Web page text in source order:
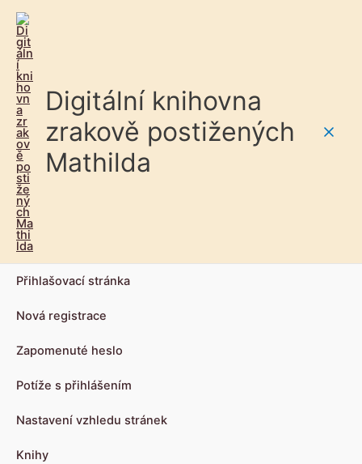
Digitální knihovna
zrakově postižených
Mathilda
Přihlašovací stránka
Nová registrace
Zapomenuté heslo
Potíže s přihlášením
Nastavení vzhledu stránek
Knihy